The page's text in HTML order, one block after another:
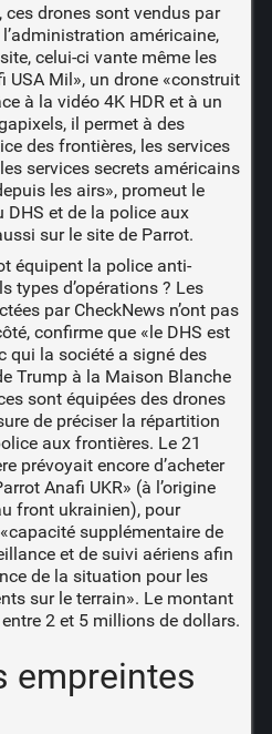
drones sont vendus par
américaine,
celui-ci vante même les
USA Mil», un drone «construit
à la vidéo 4K HDR et à un
il permet à des
des frontières, les services
services secrets américains
les airs», promeut le
et de la police aux
sur le site de Parrot.
équipent la police anti-
types d’opérations ? Les
par CheckNews n’ont pas
confirme que «le DHS est
qui la société a signé des
Trump à la Maison Blanche
sont équipées des drones
de préciser la répartition
aux frontières. Le 21
prévoyait encore d’acheter
Anafi UKR» (à l’origine
front ukrainien), pour
supplémentaire de
et de suivi aériens afin
de la situation pour les
sur le terrain». Le montant
2 et 5 millions de dollars.
empreintes